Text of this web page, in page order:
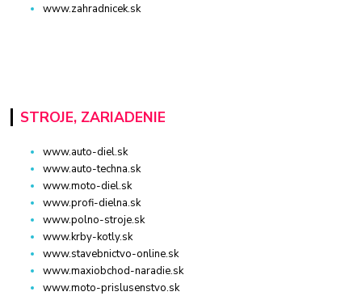
www.zahradnicek.sk
STROJE, ZARIADENIE
www.auto-diel.sk
www.auto-techna.sk
www.moto-diel.sk
www.profi-dielna.sk
www.polno-stroje.sk
www.krby-kotly.sk
www.stavebnictvo-online.sk
www.maxiobchod-naradie.sk
www.moto-prislusenstvo.sk